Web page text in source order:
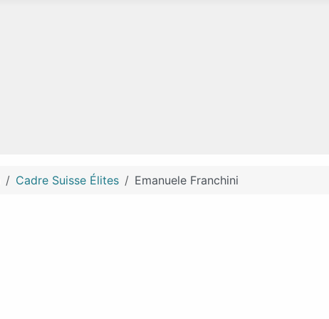
Cadre Suisse Élites Emanuele Franchini